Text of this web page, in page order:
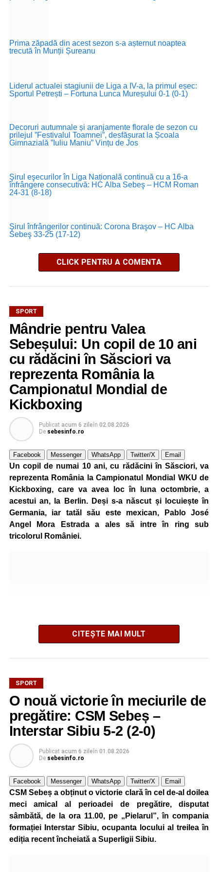
Prima zăpadă din acest sezon s-a așternut noaptea
trecută în Munții Șureanu
Liderul actualei stagiunii de Liga a IV-a, la primul eșec:
Sportul Petrești – Fortuna Lunca Mureșului 0-1 (0-1)
Decoruri autumnale și aranjamente florale de sezon cu
prilejul ”Festivalul Toamnei”, desfășurat la Școala
Gimnazială ”Iuliu Maniu” Vințu de Jos
Şirul eşecurilor în Liga Națională continuă cu a 16-a
înfrângere consecutivă: HC Alba Sebeş – HCM Roman
24-31 (8-18)
Şirul înfrângerilor continuă: Corona Braşov – HC Alba
Sebeş 33-25 (17-12)
CLICK PENTRU A COMENTA
SPORT
Mândrie pentru Valea
Sebeșului: Un copil de 10 ani
cu rădăcini în Săsciori va
reprezenta România la
Campionatul Mondial de
Kickboxing
Publicat acum 6 zileîn 02.08.2026
De sebesinfo.ro
Facebook Messenger WhatsApp Twitter/X Email
Un copil de numai 10 ani, cu rădăcini în Săsciori, va
reprezenta România la Campionatul Mondial WKU de
Kickboxing, care va avea loc în luna octombrie, a
acestui an, la Berlin. Deși s-a născut și locuiește în
Germania, iar tatăl său este mexican, Pablo José
Angel Mora Estrada a ales să intre în ring sub
tricolorul României.
Mama sa este originară din satul Țonea, comuna
Săsciori, iar legătura puternică cu România și cu locurile
natale ale familiei a stat la baza deciziei de a concura
pentru țara mamei sale.
La doar 10 ani, Pablo are deja un palmares impresionant.
Practică kickboxing de la vârsta de 4 ani, iar prin
antrenamente zilnice și multă disciplină a ajuns să obțină
rezultate remarcabile încă de la o vârstă fragedă.
La numai 8 ani, a câștigat toate centurile importante din
competițiile de kickboxing dedicate copiilor, iar în același
an a obținut și centura neagră, performanță rar întâlnită la
CITEȘTE MAI MULT
SPORT
O nouă victorie în meciurile de
pregătire: CSM Sebeș –
Interstar Sibiu 5-2 (2-0)
Publicat acum 6 zileîn 01.08.2026
De sebesinfo.ro
Facebook Messenger WhatsApp Twitter/X Email
CSM Sebeș a obținut o victorie clară în cel de-al doilea
meci amical al perioadei de pregătire, disputat
sâmbătă, de la ora 11.00, pe „Pielarul”, în compania
formației Interstar Sibiu, ocupanta locului al treilea în
ediția recent încheiată a Superligii Sibiu.